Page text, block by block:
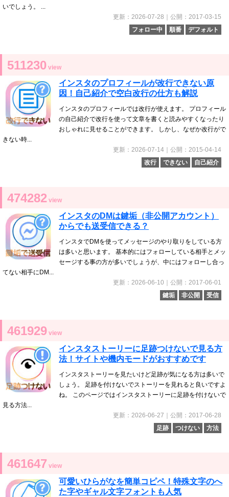
いでしょう。 ...
更新：2026-07-28｜公開：2017-03-15
フォロー中
順番 デフォルト
511230 view
インスタのプロフィールが改行できない原
因！自己紹介で空白改行の仕方も解説
インスタのプロフィールでは改行が使えます。 プロフィール
の自己紹介で改行を使って文章を書くと読みやすくなったり
おしゃれに見せることができます。 しかし、なぜか改行がで
きない時...
更新：2026-07-14｜公開：2015-04-14
改行
できない 自己紹介
474282 view
インスタのDMは鍵垢（非公開アカウント）
からでも送受信できる？
インスタでDMを使ってメッセージのやり取りをしている方
は多いと思います。 基本的にはフォローしている相手とメッ
セージする事の方が多いでしょうが、中にはフォローし合っ
てない相手にDM...
更新：2026-06-10｜公開：2017-06-01
鍵垢
非公開 受信
461929 view
インスタストーリーに足跡つけないで見る方
法！サイトや機内モードがおすすめです
インスタストーリーを見たいけど足跡が気になる方は多いで
しょう。 足跡を付けないでストーリーを見れると良いですよ
ね。 このページではインスタストーリーに足跡を付けないで
見る方法...
更新：2026-06-27｜公開：2017-06-28
足跡
つけない 方法
461647 view
可愛いひらがなを簡単コピペ！特殊文字のへ
た字やギャル文字フォントも人気